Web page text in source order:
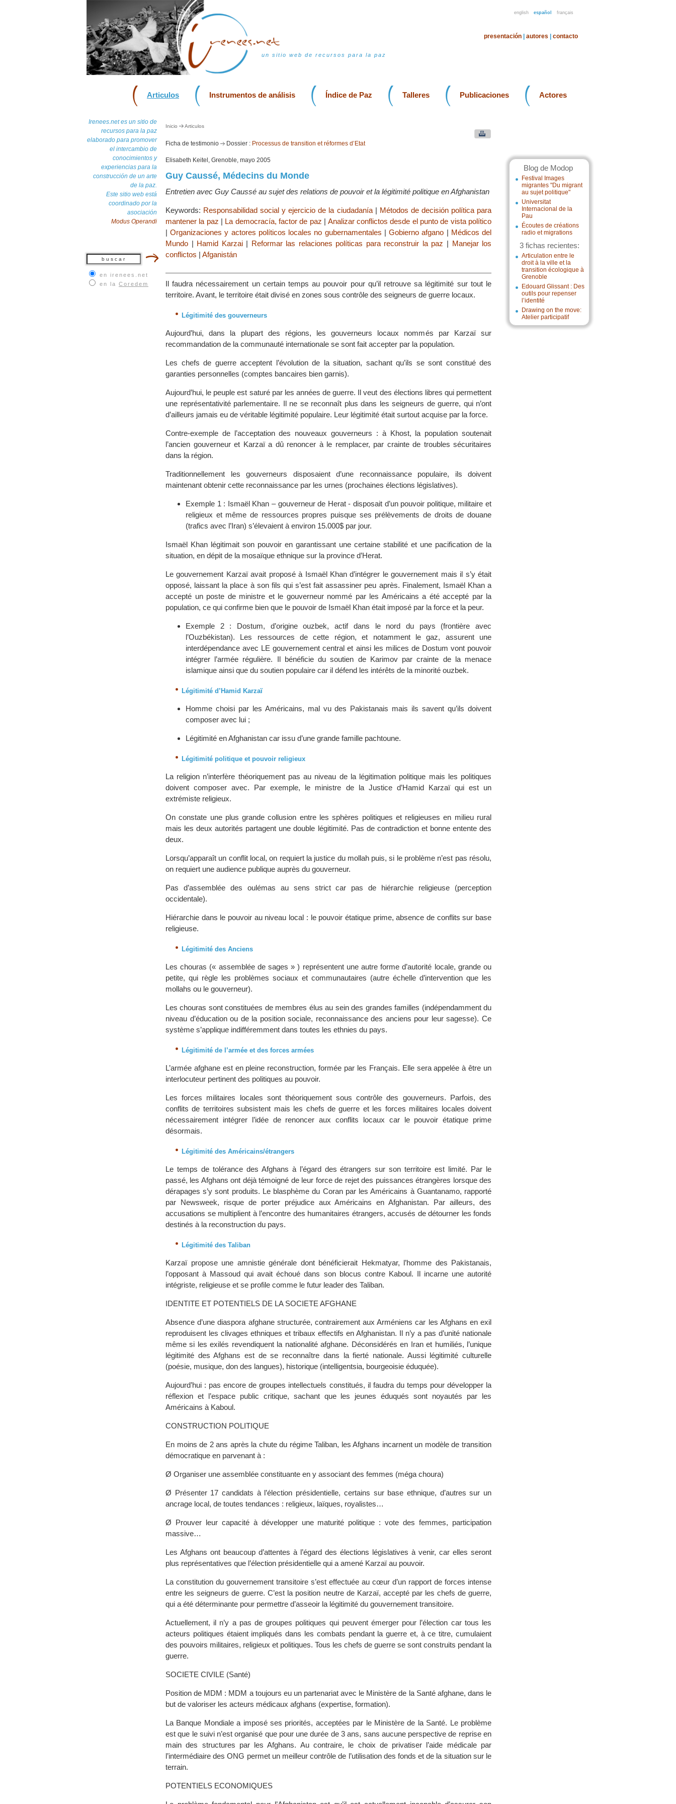
english español français
un sitio web de recursos para la paz
presentación autores contacto
Articulos Instrumentos de análisis Índice de Paz Talleres Publicaciones Actores
Irenees.net es un sitio de
recursos para la paz
elaborado para promover
el intercambio de
conocimientos y
experiencias para la
construcción de un arte
de la paz.
Este sitio web está
coordinado por la
asociación
Modus Operandi
en irenees.net
en la Coredem
Blog de Modop
Festival Images
migrantes "Du migrant
au sujet politique"
Universitat
Internacional de la
Pau
Écoutes de créations
radio et migrations
3 fichas recientes:
Articulation entre le
droit à la ville et la
transition écologique à
Grenoble
Edouard Glissant : Des
outils pour repenser
l’identité
Drawing on the move:
Atelier participatif
Inicio Articulos
Ficha de testimonio Dossier : Processus de transition et réformes d’Etat
Elisabeth Keitel, Grenoble, mayo 2005
Guy Caussé, Médecins du Monde
Entretien avec Guy Caussé au sujet des relations de pouvoir et la légitimité politique en Afghanistan
Keywords: Responsabilidad social y ejercicio de la ciudadanía| Métodos de decisión política para
mantener la paz | La democracía, factor de paz | Analizar conflictos desde el punto de vista político
|Organizaciones y actores políticos locales no gubernamentales |Gobierno afgano | Médicos del
Mundo | Hamid Karzai| Reformar las relaciones políticas para reconstruir la paz | Manejar los
conflictos | Afganistán
Il faudra nécessairement un certain temps au pouvoir pour qu’il retrouve sa légitimité sur tout le
territoire. Avant, le territoire était divisé en zones sous contrôle des seigneurs de guerre locaux.
Légitimité des gouverneurs
Aujourd’hui, dans la plupart des régions, les gouverneurs locaux nommés par Karzaï sur
recommandation de la communauté internationale se sont fait accepter par la population.
Les chefs de guerre acceptent l’évolution de la situation, sachant qu’ils se sont constitué des
garanties personnelles (comptes bancaires bien garnis).
Aujourd’hui, le peuple est saturé par les années de guerre. Il veut des élections libres qui permettent
une représentativité parlementaire. Il ne se reconnaît plus dans les seigneurs de guerre, qui n’ont
d’ailleurs jamais eu de véritable légitimité populaire. Leur légitimité était surtout acquise par la force.
Contre-exemple de l’acceptation des nouveaux gouverneurs : à Khost, la population soutenait
l’ancien gouverneur et Karzaï a dû renoncer à le remplacer, par crainte de troubles sécuritaires
dans la région.
Traditionnellement les gouverneurs disposaient d’une reconnaissance populaire, ils doivent
maintenant obtenir cette reconnaissance par les urnes (prochaines élections législatives).
Exemple 1 : Ismaël Khan – gouverneur de Herat - disposait d’un pouvoir politique, militaire et
religieux et même de ressources propres puisque ses prélèvements de droits de douane
(trafics avec l’Iran) s’élevaient à environ 15.000$ par jour.
Ismaël Khan légitimait son pouvoir en garantissant une certaine stabilité et une pacification de la
situation, en dépit de la mosaïque ethnique sur la province d’Herat.
Le gouvernement Karzaï avait proposé à Ismaël Khan d’intégrer le gouvernement mais il s’y était
opposé, laissant la place à son fils qui s’est fait assassiner peu après. Finalement, Ismaël Khan a
accepté un poste de ministre et le gouverneur nommé par les Américains a été accepté par la
population, ce qui confirme bien que le pouvoir de Ismaël Khan était imposé par la force et la peur.
Exemple 2 : Dostum, d’origine ouzbek, actif dans le nord du pays (frontière avec
l’Ouzbékistan). Les ressources de cette région, et notamment le gaz, assurent une
interdépendance avec LE gouvernement central et ainsi les milices de Dostum vont pouvoir
intégrer l’armée régulière. Il bénéficie du soutien de Karimov par crainte de la menace
islamique ainsi que du soutien populaire car il défend les intérêts de la minorité ouzbek.
Légitimité d’Hamid Karzaï
Homme choisi par les Américains, mal vu des Pakistanais mais ils savent qu’ils doivent
composer avec lui ;
Légitimité en Afghanistan car issu d’une grande famille pachtoune.
Légitimité politique et pouvoir religieux
La religion n’interfère théoriquement pas au niveau de la légitimation politique mais les politiques
doivent composer avec. Par exemple, le ministre de la Justice d’Hamid Karzaï qui est un
extrémiste religieux.
On constate une plus grande collusion entre les sphères politiques et religieuses en milieu rural
mais les deux autorités partagent une double légitimité. Pas de contradiction et bonne entente des
deux.
Lorsqu’apparaît un conflit local, on requiert la justice du mollah puis, si le problème n’est pas résolu,
on requiert une audience publique auprès du gouverneur.
Pas d’assemblée des oulémas au sens strict car pas de hiérarchie religieuse (perception
occidentale).
Hiérarchie dans le pouvoir au niveau local : le pouvoir étatique prime, absence de conflits sur base
religieuse.
Légitimité des Anciens
Les chouras (« assemblée de sages » ) représentent une autre forme d’autorité locale, grande ou
petite, qui règle les problèmes sociaux et communautaires (autre échelle d’intervention que les
mollahs ou le gouverneur).
Les chouras sont constituées de membres élus au sein des grandes familles (indépendamment du
niveau d’éducation ou de la position sociale, reconnaissance des anciens pour leur sagesse). Ce
système s’applique indifféremment dans toutes les ethnies du pays.
Légitimité de l’armée et des forces armées
L’armée afghane est en pleine reconstruction, formée par les Français. Elle sera appelée à être un
interlocuteur pertinent des politiques au pouvoir.
Les forces militaires locales sont théoriquement sous contrôle des gouverneurs. Parfois, des
conflits de territoires subsistent mais les chefs de guerre et les forces militaires locales doivent
nécessairement intégrer l’idée de renoncer aux conflits locaux car le pouvoir étatique prime
désormais.
Légitimité des Américains/étrangers
Le temps de tolérance des Afghans à l’égard des étrangers sur son territoire est limité. Par le
passé, les Afghans ont déjà témoigné de leur force de rejet des puissances étrangères lorsque des
dérapages s’y sont produits. Le blasphème du Coran par les Américains à Guantanamo, rapporté
par Newsweek, risque de porter préjudice aux Américains en Afghanistan. Par ailleurs, des
accusations se multiplient à l’encontre des humanitaires étrangers, accusés de détourner les fonds
destinés à la reconstruction du pays.
Légitimité des Taliban
Karzaï propose une amnistie générale dont bénéficierait Hekmatyar, l’homme des Pakistanais,
l’opposant à Massoud qui avait échoué dans son blocus contre Kaboul. Il incarne une autorité
intégriste, religieuse et se profile comme le futur leader des Taliban.
IDENTITE ET POTENTIELS DE LA SOCIETE AFGHANE
Absence d’une diaspora afghane structurée, contrairement aux Arméniens car les Afghans en exil
reproduisent les clivages ethniques et tribaux effectifs en Afghanistan. Il n’y a pas d’unité nationale
même si les exilés revendiquent la nationalité afghane. Déconsidérés en Iran et humiliés, l’unique
légitimité des Afghans est de se reconnaître dans la fierté nationale. Aussi légitimité culturelle
(poésie, musique, don des langues), historique (intelligentsia, bourgeoisie éduquée).
Aujourd’hui : pas encore de groupes intellectuels constitués, il faudra du temps pour développer la
réflexion et l’espace public critique, sachant que les jeunes éduqués sont noyautés par les
Américains à Kaboul.
CONSTRUCTION POLITIQUE
En moins de 2 ans après la chute du régime Taliban, les Afghans incarnent un modèle de transition
démocratique en parvenant à :
Ø Organiser une assemblée constituante en y associant des femmes (méga choura)
Ø Présenter 17 candidats à l’élection présidentielle, certains sur base ethnique, d’autres sur un
ancrage local, de toutes tendances : religieux, laïques, royalistes…
Ø Prouver leur capacité à développer une maturité politique : vote des femmes, participation
massive…
Les Afghans ont beaucoup d’attentes à l’égard des élections législatives à venir, car elles seront
plus représentatives que l’élection présidentielle qui a amené Karzaï au pouvoir.
La constitution du gouvernement transitoire s’est effectuée au cœur d’un rapport de forces intense
entre les seigneurs de guerre. C’est la position neutre de Karzaï, accepté par les chefs de guerre,
qui a été déterminante pour permettre d’asseoir la légitimité du gouvernement transitoire.
Actuellement, il n’y a pas de groupes politiques qui peuvent émerger pour l’élection car tous les
acteurs politiques étaient impliqués dans les combats pendant la guerre et, à ce titre, cumulaient
des pouvoirs militaires, religieux et politiques. Tous les chefs de guerre se sont construits pendant la
guerre.
SOCIETE CIVILE (Santé)
Position de MDM : MDM a toujours eu un partenariat avec le Ministère de la Santé afghane, dans le
but de valoriser les acteurs médicaux afghans (expertise, formation).
La Banque Mondiale a imposé ses priorités, acceptées par le Ministère de la Santé. Le problème
est que le suivi n’est organisé que pour une durée de 3 ans, sans aucune perspective de reprise en
main des structures par les Afghans. Au contraire, le choix de privatiser l’aide médicale par
l’intermédiaire des ONG permet un meilleur contrôle de l’utilisation des fonds et de la situation sur le
terrain.
POTENTIELS ECONOMIQUES